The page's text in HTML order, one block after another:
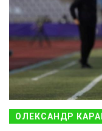
ОЛЕКСАНДР